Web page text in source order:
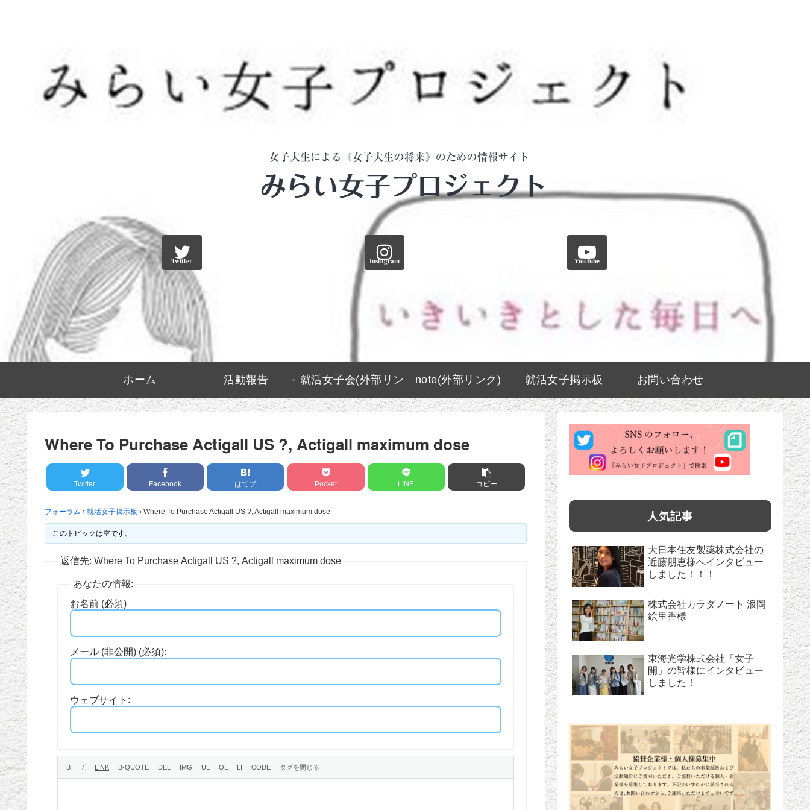
Twitter Instagram YouTube
ホーム 活動報告 就活女子会(外部リン
ク)
note(外部リンク) 就活女子掲示板 お問い合わせ
Where To Purchase Actigall US ?, Actigall maximum dose
Twitter Facebook はてブ Pocket LINE コピー
フォーラム › 就活女子掲示板 › Where To Purchase Actigall US ?, Actigall maximum dose
このトピックは空です。
返信先: Where To Purchase Actigall US ?, Actigall maximum dose
あなたの情報:
お名前 (必須)
メール (非公開) (必須):
ウェブサイト:
人気記事
大日本住友製薬株式会社の
近藤朋恵様へインタビュー
しました！！！
株式会社カラダノート 浪岡
絵里香様
東海光学株式会社「女子
開」の皆様にインタビュー
しました！